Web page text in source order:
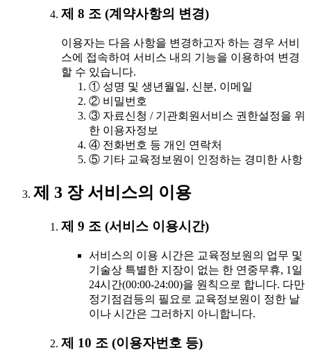
제 8 조 (계약사항의 변경)
이용자는 다음 사항을 변경하고자 하는 경우 서비
스에 접속하여 서비스 내의 기능을 이용하여 변경
할 수 있습니다.
① 성명 및 생년월일, 신분, 이메일
② 비밀번호
③ 자료신청 / 기관회원서비스 권한설정을 위
한 이용자정보
④ 전화번호 등 개인 연락처
⑤ 기타 교육정보원이 인정하는 경미한 사항
제 3 장 서비스의 이용
제 9 조 (서비스 이용시간)
서비스의 이용 시간은 교육정보원의 업무 및
기술상 특별한 지장이 없는 한 연중무휴, 1일
24시간(00:00-24:00)을 원칙으로 합니다. 다만
정기점검등의 필요로 교육정보원이 정한 날
이나 시간은 그러하지 아니합니다.
제 10 조 (이용자번호 등)